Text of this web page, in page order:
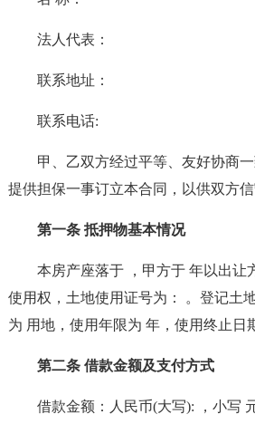
法人代表：
联系地址：
联系电话:
甲、乙双方经过平等、友好协商
提供担保一事订立本合同，以供双方信
第一条 抵押物基本情况
本房产座落于 ，甲方于 年以出让
使用权，土地使用证号为： 。登记土
为 用地，使用年限为 年，使用终止日
第二条 借款金额及支付方式
借款金额：人民币(大写): ，小写